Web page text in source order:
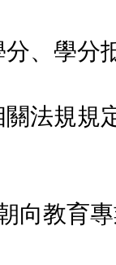
、學分
法規規
向教育